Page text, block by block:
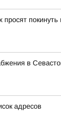
покинуть
в
адресов